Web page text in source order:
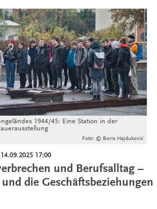
1944/45: Eine Station in der
Foto: © Boris Hajduković
14.09.2025 17:00
und Berufsalltag –
die Geschäftsbeziehungen